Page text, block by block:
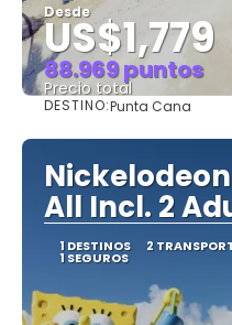
Desde
US$1,779
88.969 puntos
Precio total
DESTINO:Punta Cana
All Incl. 2
1 DESTINOS 2
1 SEGUROS